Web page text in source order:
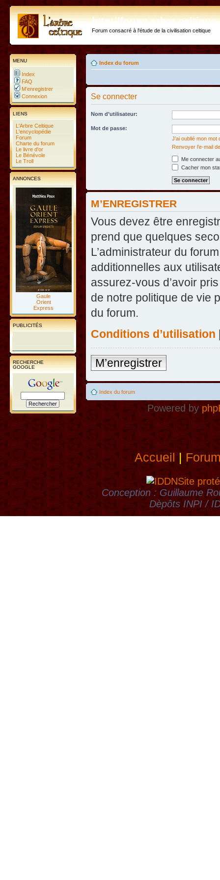
http://forum.arbre-
Forum consacré à l'étude de la civilisation celtique
MENU
Index
FAQ
M’enregistrer
Connexion
LIENS
L'Arbre Celtique
L'encyclopédie
Forum
Charte du forum
Le livre d'or
Le Bénévole
Le Troll
ANNONCES
Gaule
Orient
Express
PUBLICITÉS
RECHERCHE
GOOGLE
Index du forum
Se connecter
Nom d’utilisateur:
Mot de passe:
J’ai oublié mon mot
Renvoyer l’e-mail
Me connecter
Cacher mon
M’ENREGISTRER
Vous devez être
prend que quelques
L’administrateur du
additionnelles aux
assurez-vous d’avoir
de notre politique de vie
du forum.
Conditions d’utilisation
M’enregistrer
Index du forum
Powered by
Accueil|
Site
Conception : Guillaume
Dèpôts INPI /